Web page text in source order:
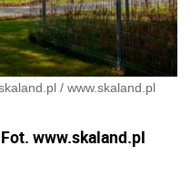
/ www.skaland.pl
www.skaland.pl